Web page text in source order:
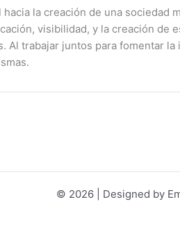
la creación de una
visibilidad, y la creación de
trabajar juntos para fomentar
© 2026 | Designed by